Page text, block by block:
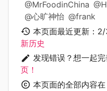
@MrFoodinChina
@心旷神怡 @frank
本页面最近更新： 2/
新历史
发现错误？想一起完
页！
本页面的全部内容在